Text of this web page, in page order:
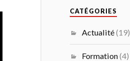
CATÉGORIES
Actualité(19)
Formation(4)